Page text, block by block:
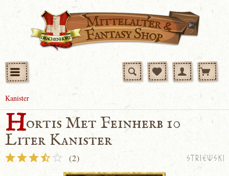
Kanister
Hortis Met Feinherb 10
Liter Kanister
(2)